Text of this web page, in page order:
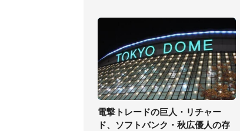
電撃トレードの巨人・リチャー
ド、ソフトバンク・秋広優人の存